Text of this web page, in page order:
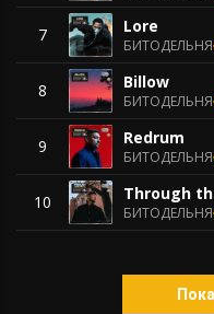
7 Lore
БИТОДЕЛЬНЯ
8 Billow
БИТОДЕЛЬНЯ
9 Redrum
БИТОДЕЛЬНЯ
10 Through
БИТОДЕЛЬНЯ